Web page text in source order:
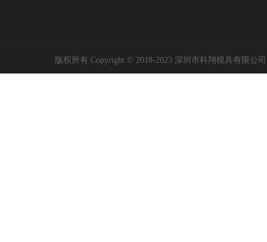
版权所有 Copyright © 2018-2023 深圳市科翔模具有限公